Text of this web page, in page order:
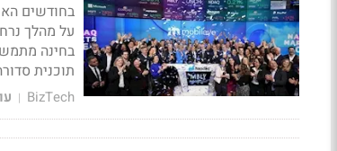
בחודשים
על מהלך
בחינה
תוכנית
BizTech
|